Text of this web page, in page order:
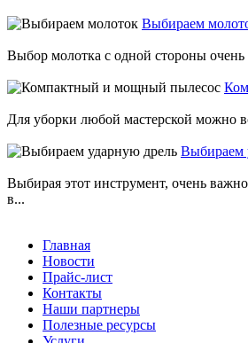
Выбираем
Выбор молотка с одной стороны
Для уборки любой мастерской можно
Выбираем
Выбирая этот инструмент, очень
в...
Главная
Новости
Прайс-лист
Контакты
Наши партнеры
Полезные ресурсы